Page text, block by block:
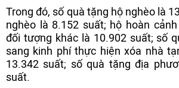
Trong đó, số quà tặng hộ nghèo là
nghèo là 8.152 suất; hộ hoàn
đối tượng khác là 10.902 suất; số
sang kinh phí thực hiện xóa nhà
13.342 suất; số quà tặng địa
suất.